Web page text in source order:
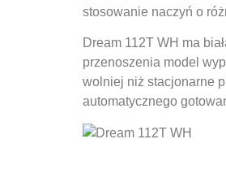
stosowanie naczyń o
Dream 112T WH ma
przenoszenia model
wolniej niż stacjonarne
automatycznego